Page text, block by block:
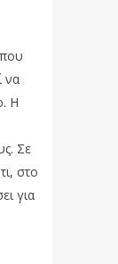
να
Η
Σε
στο
για